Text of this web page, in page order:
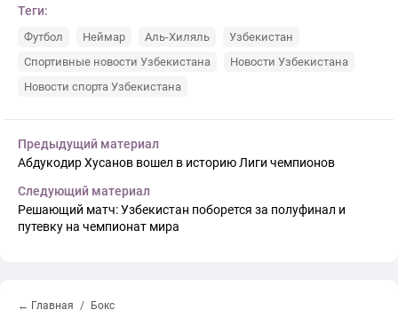
Теги:
Футбол Неймар Аль-Хиляль
Узбекистан
Спортивные новости Узбекистана
Новости Узбекистана
Новости спорта Узбекистана
Предыдущий материал
Абдукодир Хусанов вошел в историю Лиги чемпионов
Следующий материал
Решающий матч: Узбекистан поборется за полуфинал и
путевку на чемпионат мира
← Главная Бокс